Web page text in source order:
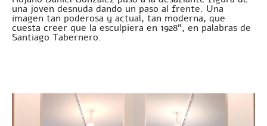
una joven desnuda dando un paso al frente. Una
imagen tan poderosa y actual, tan moderna, que
cuesta creer que la esculpiera en 1928”, en palabras de
Santiago Tabernero.